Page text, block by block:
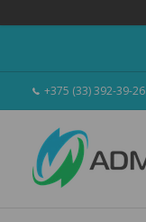
+375 (33) 392-39-26